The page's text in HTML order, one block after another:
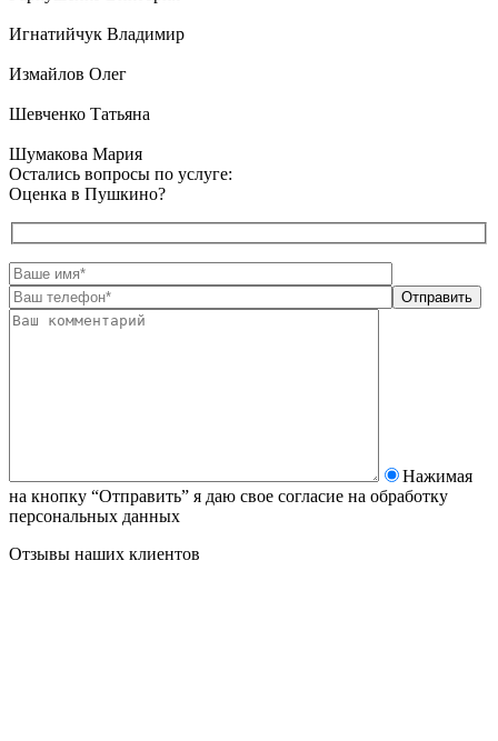
Игнатийчук Владимир
Измайлов Олег
Шевченко Татьяна
Шумакова Мария
Остались вопросы по услуге:
Оценка в Пушкино?
Нажимая
на кнопку “Отправить” я даю свое согласие на обработку
персональных данных
Отзывы наших клиентов